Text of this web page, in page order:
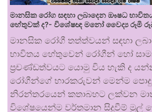
මානසික රෝග සඳහා ලබාදෙන ඖෂධ
හේතුවක් ද?- විශේෂඥ මනෝ වෛද්‍ය රූමි
මානසික රෝගී තත්ත්වයන් සඳහා
භාවිතය හේතුවෙන් රෝගීන් හෝ
ප්‍රචණ්ඩත්වයට යොමු විය හැකි ද
රෝගීන්ගේ භාරකරුවන් මෙන්ම පොදු
නිරන්තරයෙන් කතාබහට ලක්වන
විශේෂයෙන්ම වර්තමාන සිදුවීම් මුල්